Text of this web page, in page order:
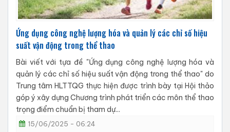
Ứng dụng công nghệ lượng hóa và quản lý các chỉ số hiệu
suất vận động trong thể thao
Bài viết với tựa đề "Ứng dụng công nghệ lượng hóa và
quản lý các chỉ số hiệu suất vận động trong thể thao" do
Trung tâm HLTTQG thực hiện được trình bày tại Hội thảo
góp ý xây dựng Chương trình phát triển các môn thể thao
trọng điểm chuẩn bị tham dự...
15/06/2025 - 06:24